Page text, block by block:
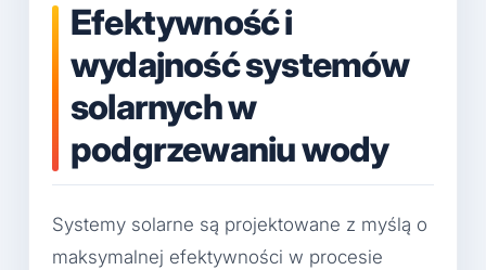
Efektywność i
wydajność systemów
solarnych w
podgrzewaniu wody
Systemy solarne są projektowane z myślą o
maksymalnej efektywności w procesie